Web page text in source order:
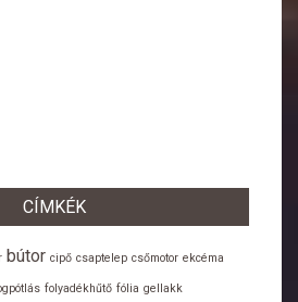
CÍMKÉK
bútor cipő csaptelep csőmotor ekcéma
folyadékhűtő fólia gellakk